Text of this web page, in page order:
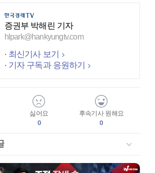
증권부 박해린 기자
hlpark@hankyungtv.com
최신기사 보기
기자 구독과 응원하기
싫어요
0
후속기사 원해요
0